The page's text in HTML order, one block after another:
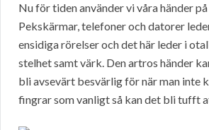
Nu för tiden använder vi våra händer
Pekskärmar, telefoner och datorer
ensidiga rörelser och det här leder i
stelhet samt värk. Den artros händer
bli avsevärt besvärlig för när man inte
fingrar som vanligt så kan det bli tufft